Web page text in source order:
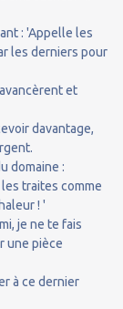
: 'Appelle les
les derniers pour
et
davantage,
domaine :
traites comme
! '
je ne te fais
une pièce
à ce dernier